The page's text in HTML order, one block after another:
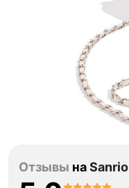
Отзывы наSanrio